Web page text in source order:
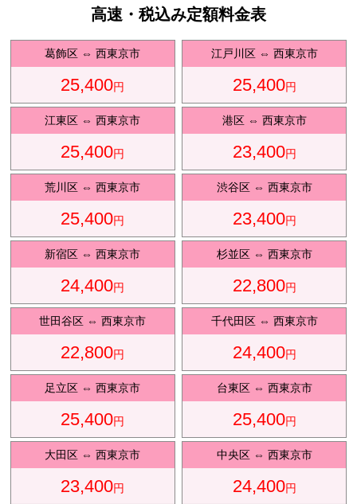
送迎プ
ラン
観光タクシ
ー
ディズニ
ー送迎
東
京
成
田
高速・税込み定額料金表
葛飾区 ⇔西東京市
25,400円
江戸川区⇔ 西東京市
25,400円
江東区 ⇔西東京市
25,400円
港区⇔ 西東京市
23,400円
荒川区 ⇔西東京市
25,400円
渋谷区⇔ 西東京市
23,400円
新宿区 ⇔西東京市
24,400円
杉並区⇔ 西東京市
22,800円
世田谷区 ⇔西東京市
22,800円
千代田区⇔ 西東京市
24,400円
足立区 ⇔西東京市
25,400円
台東区⇔ 西東京市
25,400円
大田区 ⇔西東京市
23,400円
中央区⇔ 西東京市
24,400円